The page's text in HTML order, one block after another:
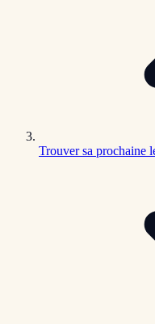
Trouver sa prochaine